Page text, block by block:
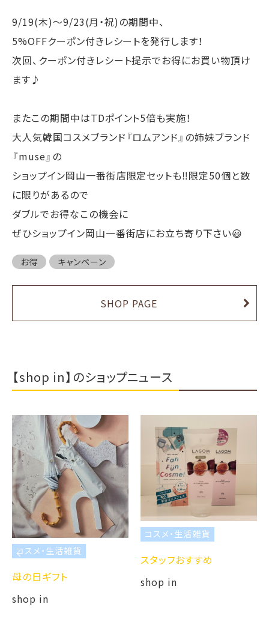
9/19(木)〜9/23(月・祝)の期間中、
5%OFFクーポン付きレシートを発行します！
次回、クーポン付きレシート提示でお得にお買い物頂け
ます♪
またこの期間中はTDポイント5倍も実施！
大人気韓国コスメブランド『ロムアンド』の姉妹ブランド
『muse』の
ショップイン岡山一番街店限定セットも‼︎限定50個と数
に限りがあるので
ダブルでお得なこの機会に
ぜひショップイン岡山一番街店にお立ち寄り下さい😃
お得 キャンペーン
SHOP PAGE
【shop in】のショップニュース
コスメ・生活雑貨
母の日ギフト
shop in
コスメ・生活雑貨
スタッフおすすめ
shop in